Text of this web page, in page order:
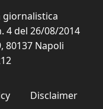
giornalistica
4 del 26/08/2014
80137 Napoli
Disclaimer